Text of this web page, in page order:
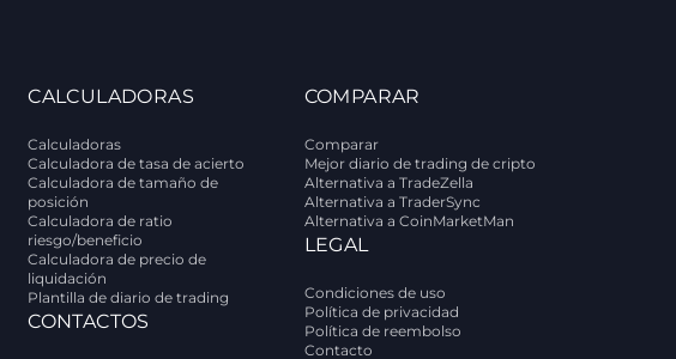
CALCULADORAS
Calculadoras
Calculadora de tasa de acierto
Calculadora de tamaño de
posición
Calculadora de ratio
riesgo/beneficio
Calculadora de precio de
liquidación
Plantilla de diario de trading
CONTACTOS
COMPARAR
Comparar
Mejor diario de trading de cripto
Alternativa a TradeZella
Alternativa a TraderSync
Alternativa a CoinMarketMan
LEGAL
Condiciones de uso
Política de privacidad
Política de reembolso
Contacto